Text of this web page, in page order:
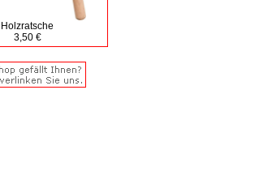
Holzratsche
3,50 €